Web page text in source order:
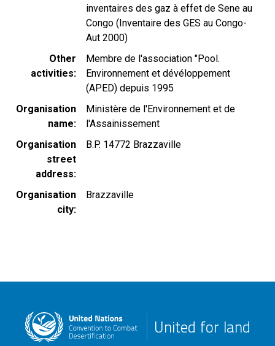
inventaires des gaz à effet de Sene au
Congo (Inventaire des GES au Congo-
Aut 2000)
Other
activities
Membre de l'association "Pool.
Environnement et dévéloppement
(APED) depuis 1995
Organisation
name
Ministère de l'Environnement et de
l'Assainissement
Organisation
street
address
B.P. 14772 Brazzaville
Organisation
city
Brazzaville
United for land